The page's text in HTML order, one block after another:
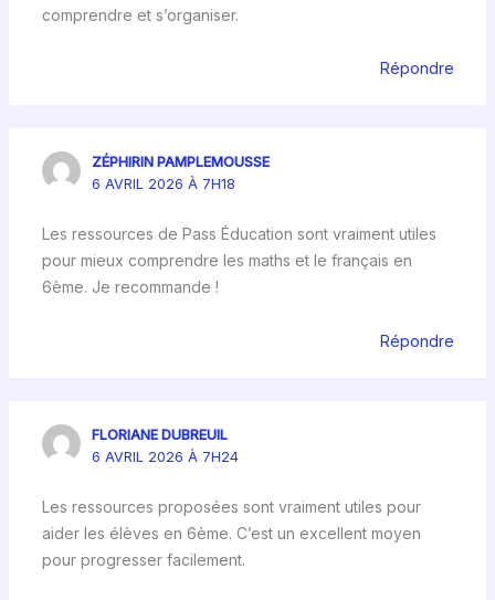
comprendre et s’organiser.
Répondre
ZÉPHIRIN PAMPLEMOUSSE
6 AVRIL 2026 À 7H18
Les ressources de Pass Éducation sont vraiment utiles
pour mieux comprendre les maths et le français en
6ème. Je recommande !
Répondre
FLORIANE DUBREUIL
6 AVRIL 2026 À 7H24
Les ressources proposées sont vraiment utiles pour
aider les élèves en 6ème. C’est un excellent moyen
pour progresser facilement.